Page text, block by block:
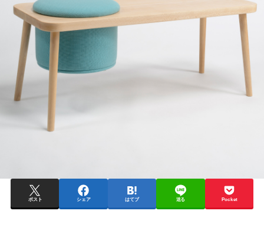
ポスト シェア はてブ 送る Pocket